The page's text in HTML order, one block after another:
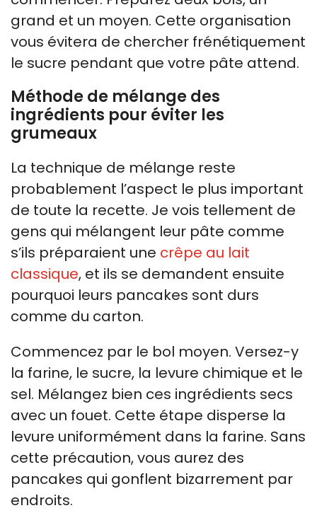
grand et un moyen. Cette organisation
vous évitera de chercher frénétiquement
le sucre pendant que votre pâte attend.
Méthode de mélange des
ingrédients pour éviter les
grumeaux
La technique de mélange reste
probablement l’aspect le plus important
de toute la recette. Je vois tellement de
gens qui mélangent leur pâte comme
s’ils préparaient une crêpe au lait
classique, et ils se demandent ensuite
pourquoi leurs pancakes sont durs
comme du carton.
Commencez par le bol moyen. Versez-y
la farine, le sucre, la levure chimique et le
sel. Mélangez bien ces ingrédients secs
avec un fouet. Cette étape disperse la
levure uniformément dans la farine. Sans
cette précaution, vous aurez des
pancakes qui gonflent bizarrement par
endroits.